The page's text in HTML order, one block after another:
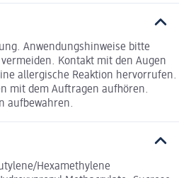
Anwendungshinweise bitte
Kontakt mit den Augen
allergische Reaktion hervorrufen.
mit dem Auftragen aufhören.
aufbewahren.
Hexamethylene